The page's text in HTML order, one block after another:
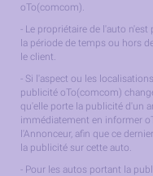
oTo(comcom).
- Le propriétaire de l'auto
la période de temps ou hors
le client.
- Si l'aspect ou les
publicité oTo(comcom)
qu'elle porte la publicité d'un
immédiatement en informer
l'Annonceur, afin que ce
la publicité sur cette auto.
- Pour les autos portant la